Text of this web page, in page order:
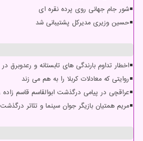
شور جام جهانی روی پرده نقره ای
حسین وزیری مدیرکل پشتیبانی شد
اخطار تداوم بارندگی های تابستانه و رعدوبرق در 4 استان تا چهارشنبه
روایتی که معادلات کربلا را به هم می زند
عراقچی در پیامی درگذشت ابوالقاسم قاسم
مریم همتیان بازیگر جوان سینما و تئاتر درگذشت